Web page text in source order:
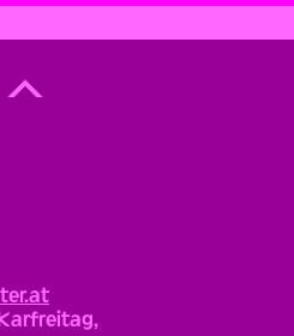
Back
to